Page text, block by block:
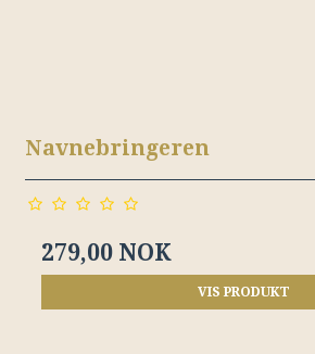
Navnebringeren
279,00 NOK
VIS PRODUKT